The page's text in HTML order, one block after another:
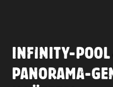
INFINITY-
PANORAMA-